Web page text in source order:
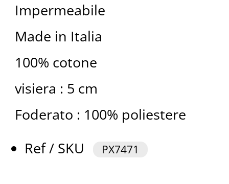
Impermeabile
Made in Italia
100% cotone
visiera : 5 cm
Foderato : 100% poliestere
Ref / SKU
PX7471